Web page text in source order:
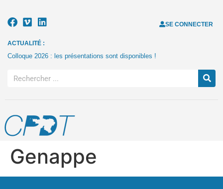
SE CONNECTER
ACTUALITÉ :
Colloque 2026 : les présentations sont disponibles !
Genappe